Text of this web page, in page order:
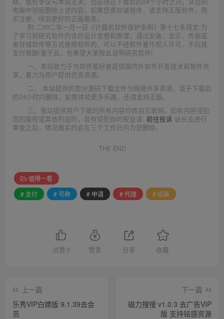
电脑中彻底删除上述内容。如果您喜欢该程序，请支持正版软件，购
买注册，得到更好的正版服务。
附:二00二年一月一日《计算机软件保护条例》第十七条规定:为
了学习和研究软件内含的设计思想和原理，通过安装、显示、传输或
者存储软件等方式使用软件的，可以不经软件著作权人许可，不向其
支付报酬!鉴于此，也希望大家按此说明研究软件!
一、本站致力于为软件爱好者提供国内外软件开发技术和软件共
享，着力为用户提供优资资源。
二、 本站提供的部分源码下载文件为网络共享资源，请于下载后
的24小时内删除。如需体验更多乐趣，还请支持正版。
三、我站提供用户下载的所有内容均转自互联网。如有内容侵犯
您的版权或其他利益的，若有侵犯你的权益请: 前往投诉 站长会进行
审查之后，情况属实的会在三个工作日内为您删除。
THE END
值得一看
# 支付
# 号称 # 申请 # 代理 # 招商
点赞 0 赞赏 分享 收藏
上一篇
乐秀VIP白嫖版 9.1.39去会
员
下一篇
磁力搜搜 v1.0.3 去广告VIP
版 支持铭感资源